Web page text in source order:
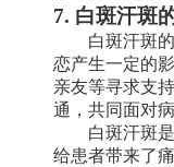
7. 白斑汗斑
白斑汗斑的
恋产生一定的
亲友等寻求支
通，共同面对
白斑汗斑是
给患者带来了